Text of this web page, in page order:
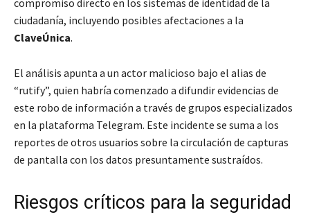
compromiso directo en los sistemas de identidad de la
ciudadanía, incluyendo posibles afectaciones a la
ClaveÚnica.
El análisis apunta a un actor malicioso bajo el alias de
“rutify”, quien habría comenzado a difundir evidencias de
este robo de información a través de grupos especializados
en la plataforma Telegram. Este incidente se suma a los
reportes de otros usuarios sobre la circulación de capturas
de pantalla con los datos presuntamente sustraídos.
Riesgos críticos para la seguridad